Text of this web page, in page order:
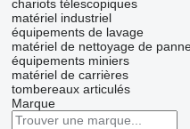
chariots télescopiques
matériel industriel
équipements de lavage
matériel de nettoyage de
équipements miniers
matériel de carrières
tombereaux articulés
Marque